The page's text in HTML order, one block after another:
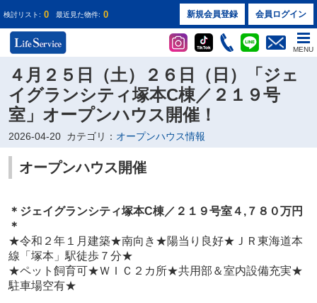
検討リスト: 0 最近見た物件: 0 新規会員登録 会員ログイン
MENU
４月２５日（土）２６日（日）「ジェ
イグランシティ塚本C棟／２１９号
室」オープンハウス開催！
2026-04-20 カテゴリ： オープンハウス情報
オープンハウス開催
＊ジェイグランシティ塚本C棟／２１９号室４ ,７８０万円
＊
★令和２年１月建築★南向き ★陽当り良好★ ＪＲ東海道本
線「塚本」駅徒歩７分★
★ペット飼育可★ＷＩＣ２カ所★共用部＆室内設備充実★
駐車場空有★